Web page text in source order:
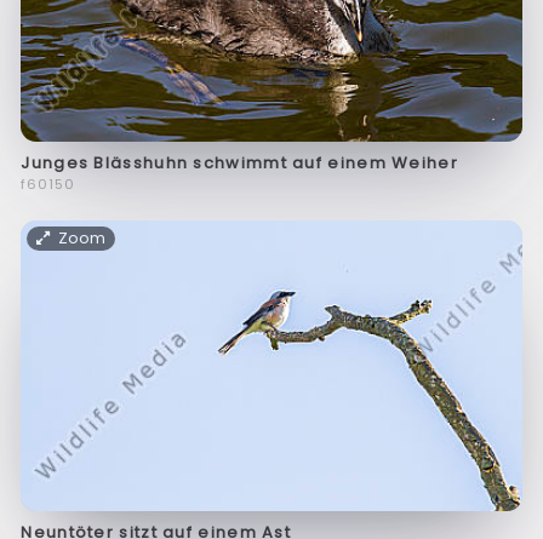
Junges Blässhuhn schwimmt auf einem Weiher
f60150
Zoom
Neuntöter sitzt auf einem Ast